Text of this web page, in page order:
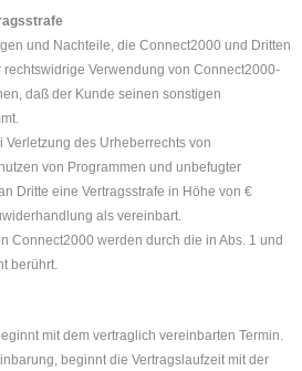
und Nachteile, die Connect2000 und Dritten
Verwendung von Connect2000-
daß der Kunde seinen sonstigen
des Urheberrechts von
von Programmen und unbefugter
Dritte eine Vertragsstrafe in Höhe von €
als vereinbart.
Connect2000 werden durch die in Abs. 1 und
berührt.
mit dem vertraglich vereinbarten Termin.
beginnt die Vertragslaufzeit mit der